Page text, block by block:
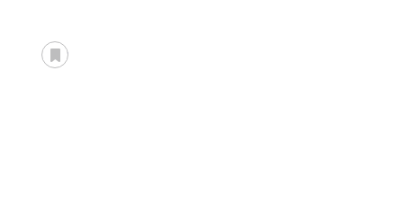
あとで読む